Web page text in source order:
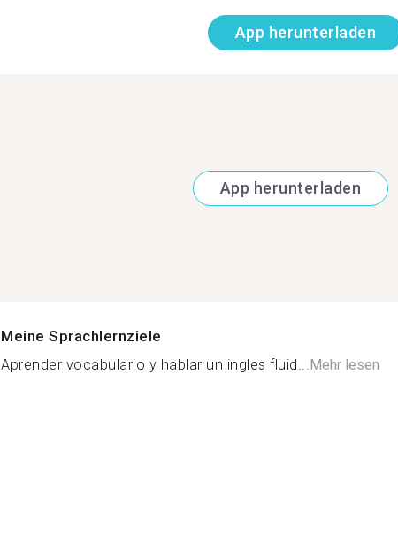
App herunterladen
App herunterladen
Meine Sprachlernziele
Aprender vocabulario y hablar un ingles fluid... Mehr lesen